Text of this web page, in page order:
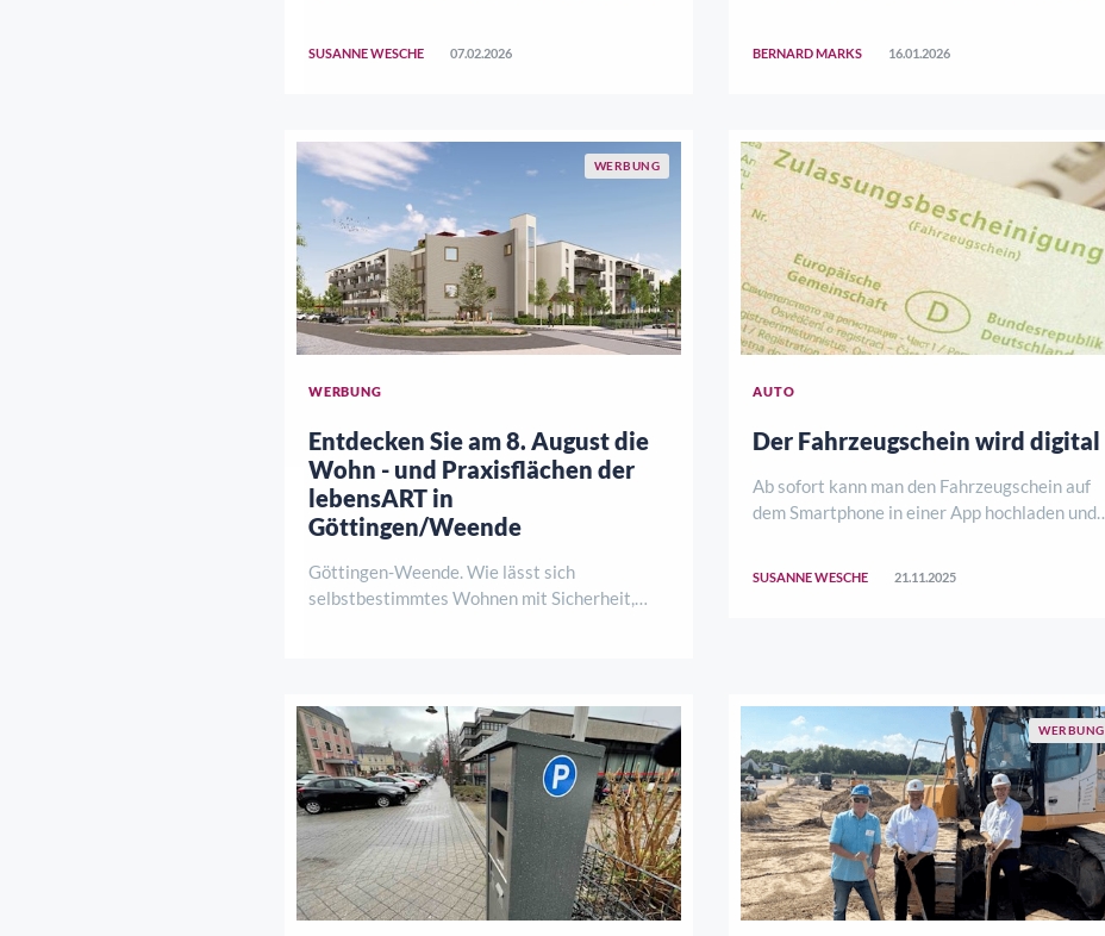
SUSANNE WESCHE 07.02.2026 BERNARD MARKS 16.01.2026
WERBUNG
WERBUNG
Entdecken Sie am 8. August die
Wohn - und Praxisflächen der
lebensART in
Göttingen/Weende
Göttingen-Weende. Wie lässt sich
selbstbestimmtes Wohnen mit Sicherheit,
Baustellenbesichtigung der lebensART am
Klosterpark. HoKo und de ..
AUTO
Der Fahrzeugschein wird digital
Ab sofort kann man den Fahrzeugschein auf
dem Smartphone in einer App hochladen und
SUSANNE WESCHE 21.11.2025
WERBUNG